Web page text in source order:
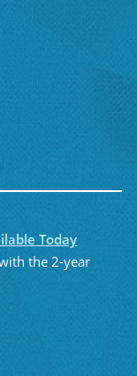
Today
the 2-year